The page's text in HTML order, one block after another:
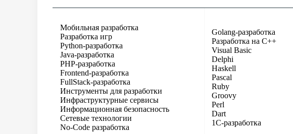
Мобильная разработка
Разработка игр
Python-разработка
Java-разработка
PHP-разработка
Frontend-разработка
FullStack-разработка
Инструменты для разработки
Инфраструктурные сервисы
Информационная безопасность
Сетевые технологии
No-Code разработка
Golang-разработка
Разработка на C++
Visual Basic
Delphi
Haskell
Pascal
Ruby
Groovy
Perl
Dart
1C-разработка